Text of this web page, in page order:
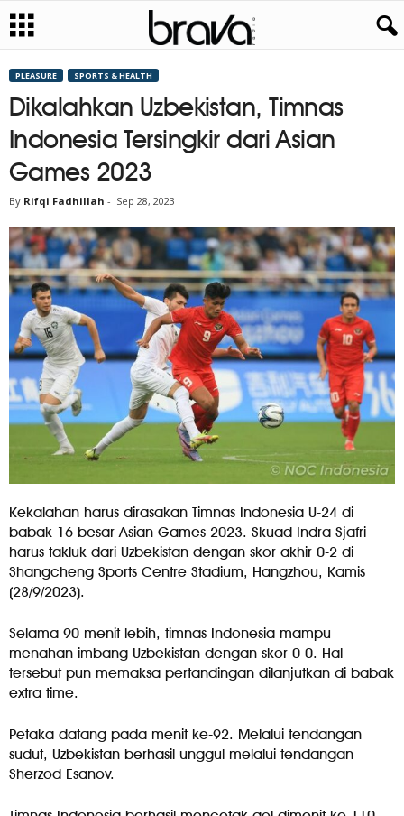
PLEASURE SPORTS & HEALTH
Dikalahkan Uzbekistan, Timnas
Indonesia Tersingkir dari Asian
Games 2023
By Rifqi Fadhillah - Sep 28, 2023
Kekalahan harus dirasakan Timnas Indonesia U-24 di
babak 16 besar Asian Games 2023. Skuad Indra Sjafri
harus takluk dari Uzbekistan dengan skor akhir 0-2 di
Shangcheng Sports Centre Stadium, Hangzhou, Kamis
(28/9/2023).
Selama 90 menit lebih, timnas Indonesia mampu
menahan imbang Uzbekistan dengan skor 0-0. Hal
tersebut pun memaksa pertandingan dilanjutkan di babak
extra time.
Petaka datang pada menit ke-92. Melalui tendangan
sudut, Uzbekistan berhasil unggul melalui tendangan
Sherzod Esanov.